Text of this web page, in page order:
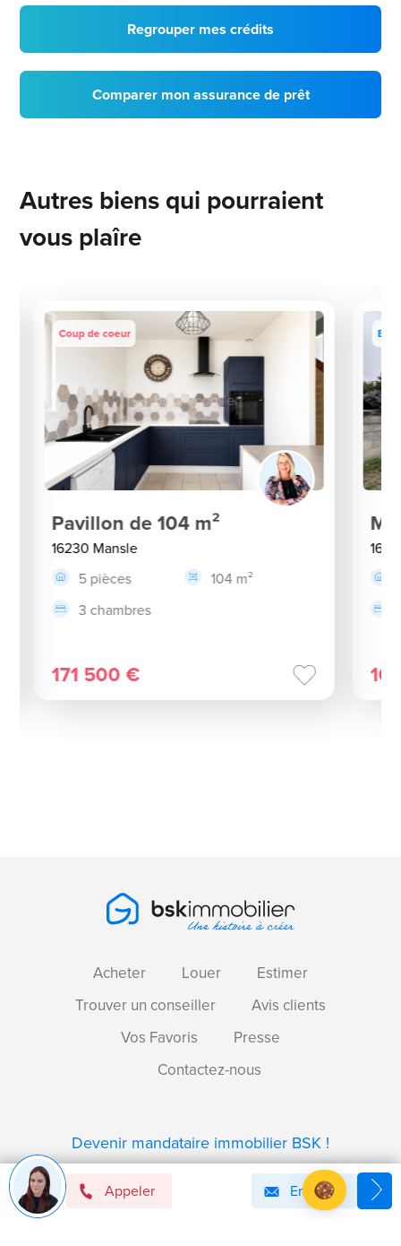
Appeler Email
Regrouper mes crédits
Comparer mon assurance de prêt
Autres biens qui pourraient
vous plaîre
Coup de coeur
Pavillon de 104 m²
16230 Mansle
5 pièces
104 m²
3 chambres
171 500 €
Acheter Louer
Estimer
Trouver un conseiller
Avis clients
Vos Favoris
Presse
Contactez-nous
Devenir mandataire immobilier BSK !